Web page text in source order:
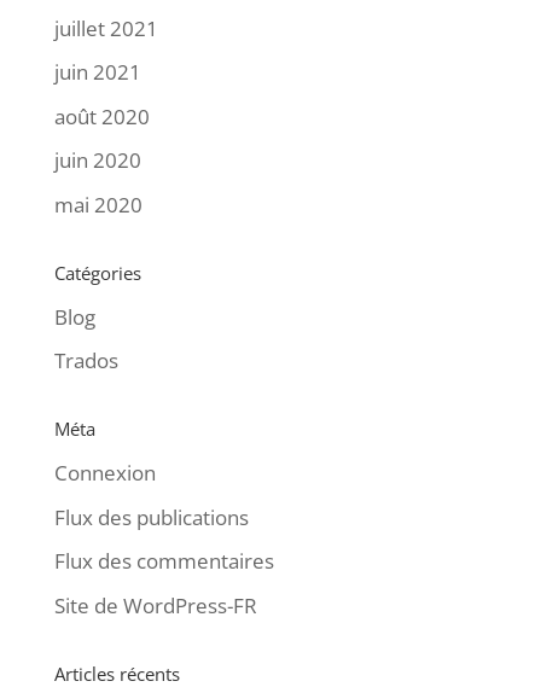
juillet 2021
juin 2021
août 2020
juin 2020
mai 2020
Catégories
Blog
Trados
Méta
Connexion
Flux des publications
Flux des commentaires
Site de WordPress-FR
Articles récents